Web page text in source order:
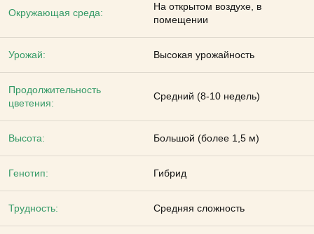
Окружающая среда:
На открытом воздухе, в
помещении
Урожай: Высокая урожайность
Продолжительность
цветения:
Средний (8-10 недель)
Высота: Большой (более 1,5 м)
Генотип: Гибрид
Трудность: Средняя сложность